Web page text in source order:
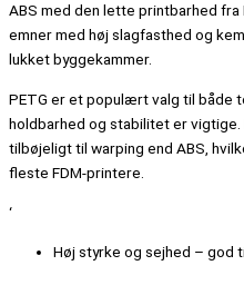
ABS med den lette printbarhed
emner med høj slagfasthed og
lukket byggekammer.
PETG er et populært valg til både
holdbarhed og stabilitet er
tilbøjeligt til warping end ABS,
fleste FDM-printere.
‘
Høj styrke og sejhed – god